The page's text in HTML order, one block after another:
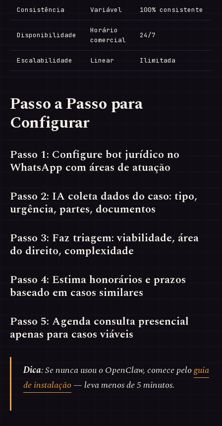
Consistência Variável 100% consistente
Disponibilidade
Horário
comercial
24/7
Escalabilidade Linear Ilimitada
Passo a Passo para
Configurar
Passo 1: Configure bot jurídico no
WhatsApp com áreas de atuação
Passo 2: IA coleta dados do caso: tipo,
urgência, partes, documentos
Passo 3: Faz triagem: viabilidade, área
do direito, complexidade
Passo 4: Estima honorários e prazos
baseado em casos similares
Passo 5: Agenda consulta presencial
apenas para casos viáveis
Dica: Se nunca usou o OpenClaw, comece peloguia
de instalação— leva menos de 5 minutos.